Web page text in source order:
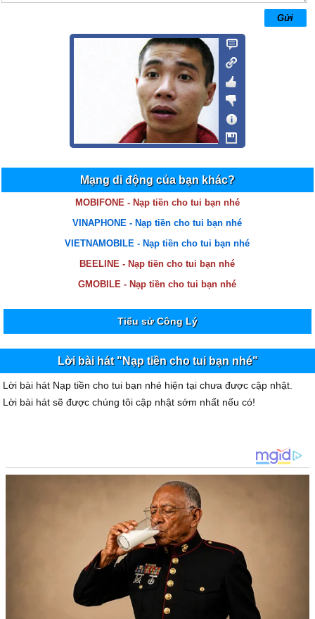
19/03/13 10:48
cái nội dung vs bài hát hàn quốc chả ăn nhập vào đâu cả
Mạng di động của bạn khác?
MOBIFONE - Nạp tiền cho tui bạn nhé
VINAPHONE - Nạp tiền cho tui bạn nhé
VIETNAMOBILE - Nạp tiền cho tui bạn nhé
BEELINE - Nạp tiền cho tui bạn nhé
GMOBILE - Nạp tiền cho tui bạn nhé
Tiểu sử Công Lý
Lời bài hát "Nạp tiền cho tui bạn nhé"
Lời bài hát Nạp tiền cho tui bạn nhé hiện tại chưa được cập nhật.
Lời bài hát sẽ được chúng tôi cập nhật sớm nhất nếu có!